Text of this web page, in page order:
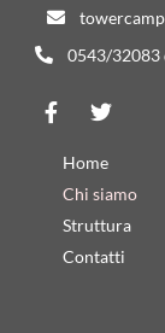
0543/32083
Home
Chi siamo
Struttura
Contatti